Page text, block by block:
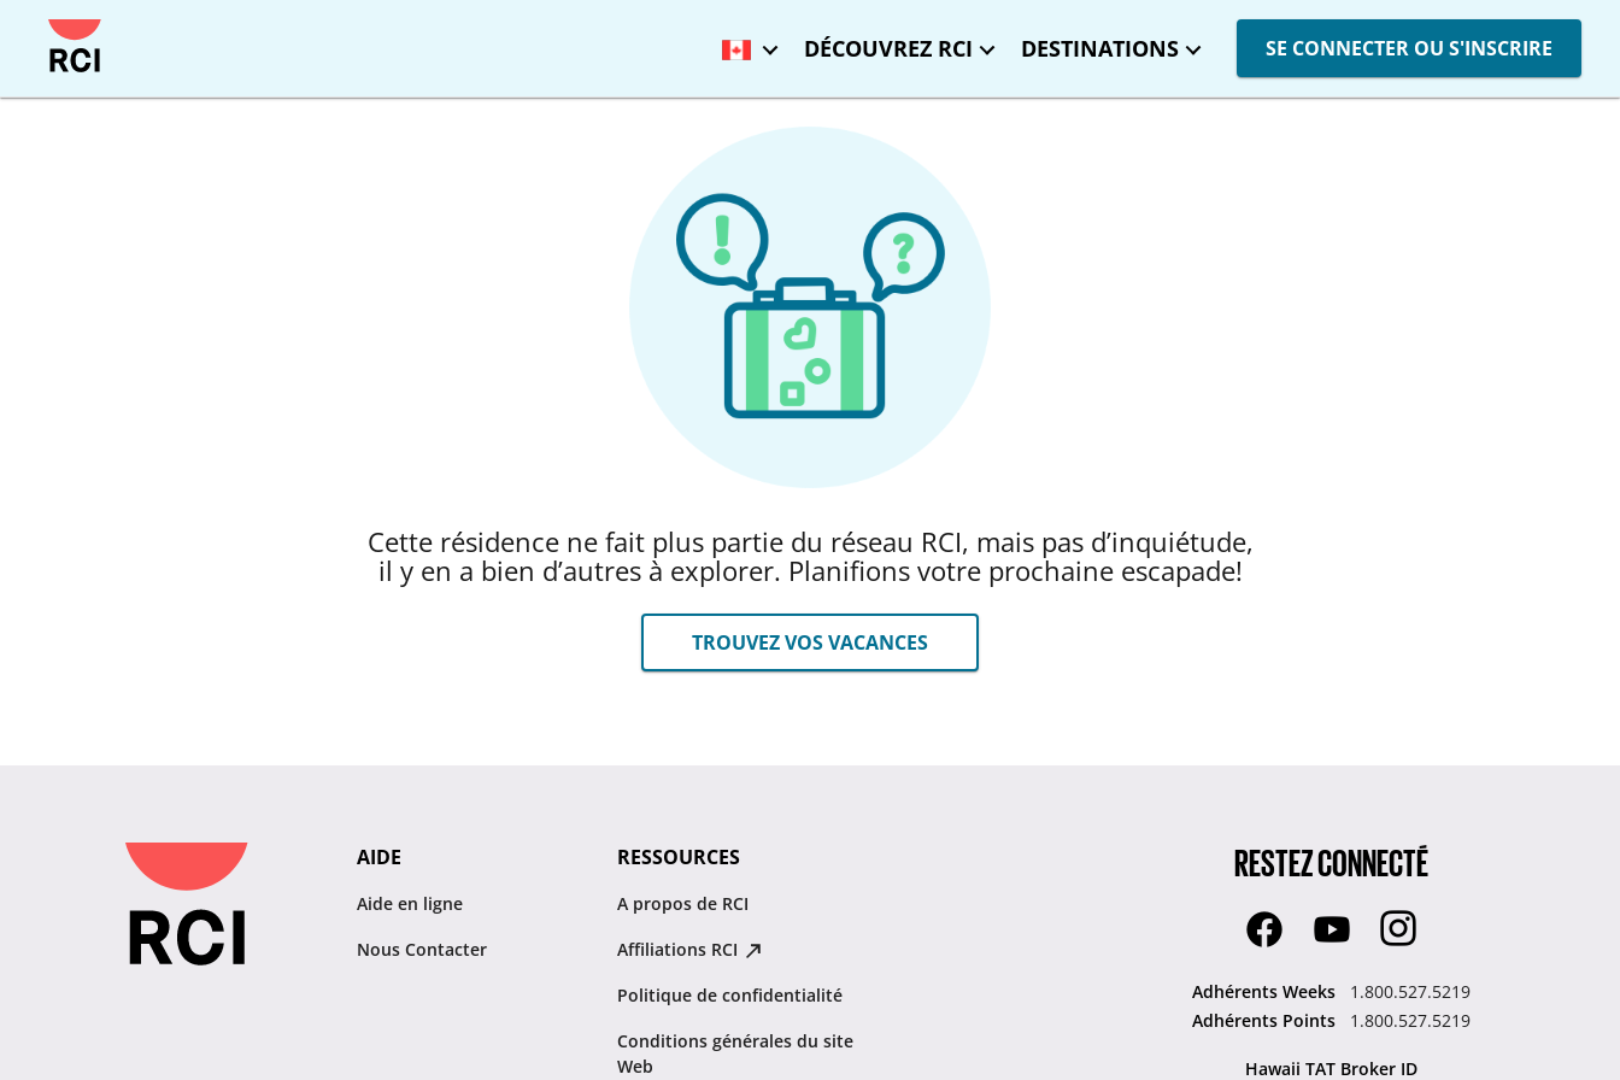
DÉCOUVREZ RCI DESTINATIONS SE CONNECTER OU S'INSCRIRE
Cette résidence ne fait plus partie du réseau RCI, mais pas d’inquiétude,
il y en a bien d’autres à explorer. Planifions votre prochaine escapade!
TROUVEZ VOS VACANCES
AIDE
Aide en ligne
Nous Contacter
RESSOURCES
A propos de RCI
Affiliations RCI
Politique de confidentialité
Conditions générales du site
Web
RESTEZ CONNECTÉ
Adhérents Weeks
1.800.527.5219
Adhérents Points
1.800.527.5219
Hawaii TAT Broker ID